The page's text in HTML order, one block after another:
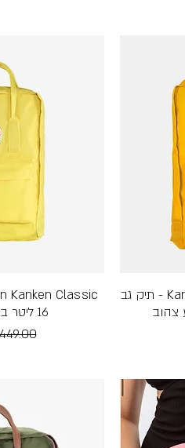
Kanken Fjallraven Kanken Classic - תיק גב
16 ליטר בצבע צהוב תירס
מחיר‏449.00 ‏₪